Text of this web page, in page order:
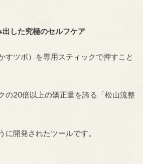
した究極のセルフケア
すツボ）を専用スティックで押すこと
の20倍以上の矯正量を誇る「松山流整
に開発されたツールです。